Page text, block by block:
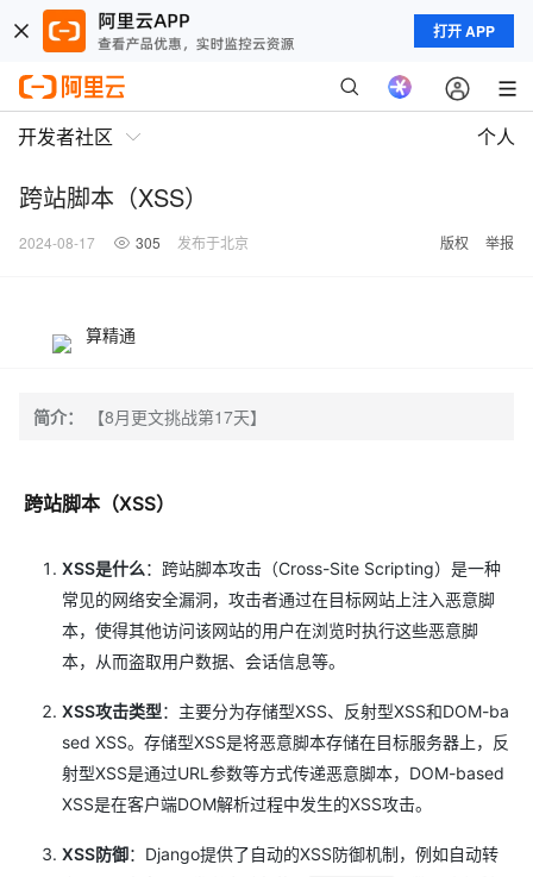
打开 APP
开发者社区 个人
跨站脚本（XSS）
2024-08-17 305 发布于北京 版权 举报
算精通
简介： 【8月更文挑战第17天】
跨站脚本（XSS）
XSS是什么：跨站脚本攻击（Cross-Site Scripting）是一种
常见的网络安全漏洞，攻击者通过在目标网站上注入恶意脚
本，使得其他访问该网站的用户在浏览时执行这些恶意脚
本，从而盗取用户数据、会话信息等。
XSS攻击类型：主要分为存储型XSS、反射型XSS和DOM-ba
sed XSS。存储型XSS是将恶意脚本存储在目标服务器上，反
射型XSS是通过URL参数等方式传递恶意脚本，DOM-based
XSS是在客户端DOM解析过程中发生的XSS攻击。
XSS防御：Django提供了自动的XSS防御机制，例如自动转